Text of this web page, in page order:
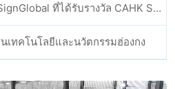
ขอแสดงความยินดีกับ eSignGlobal ที่ได้รับรางวัล CAHK STAR Award 2025
เทคโนโลยีและนวัตกรรมฮ่องกง